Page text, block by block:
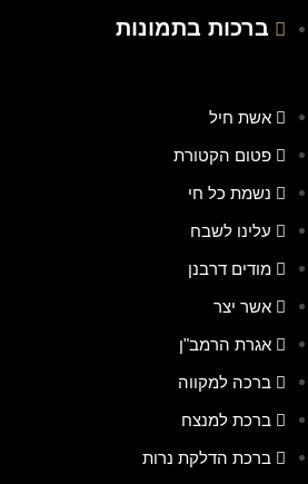
ברכות בתמונות
אשת חיל
פטום הקטורת
נשמת כל חי
עלינו לשבח
מודים דרבנן
אשר יצר
אגרת הרמב"ן
ברכה למקווה
ברכת למנצח
ברכת הדלקת נרות